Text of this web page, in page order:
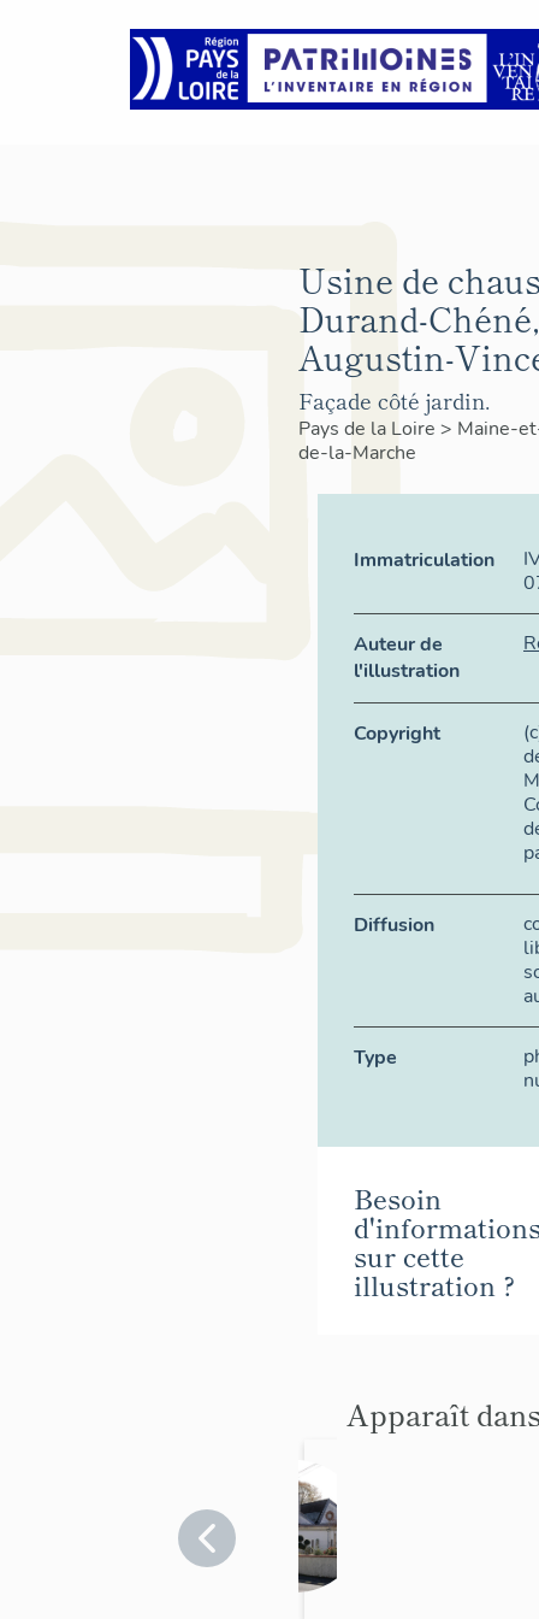
Usine de
Durand-
Augustin-
Façade côté jardin.
Pays de la Loire > Maine-
de-la-Marche
Immatriculation
Auteur de
l'illustration
Copyright
Diffusion
Type
Besoin
sur cette
illustration ?
Apparaît